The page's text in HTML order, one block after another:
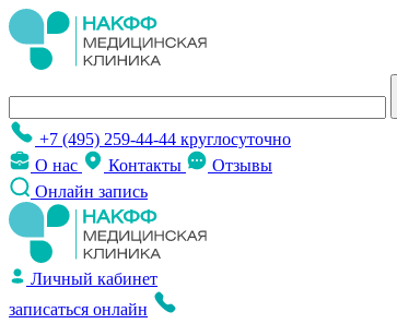
+7 (495) 259-44-44 круглосуточно
О нас
Контакты
Отзывы
Онлайн запись
Личный кабинет
записаться онлайн